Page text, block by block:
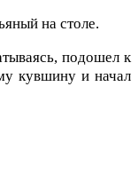
на столе.
подошел к
кувшину и начал